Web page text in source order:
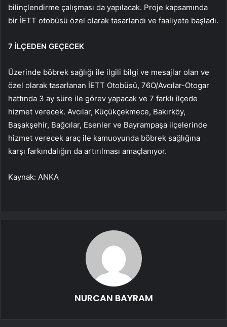
bilinçlendirme çalışması da yapılacak. Proje kapsamında
bir İETT otobüsü özel olarak tasarlandı ve faaliyete başladı.
7 İLÇEDEN GEÇECEK
Üzerinde böbrek sağlığı ile ilgili bilgi ve mesajlar olan ve
özel olarak tasarlanan İETT Otobüsü, 76O/Avcılar-Otogar
hattında 3 ay süre ile görev yapacak ve 7 farklı ilçede
hizmet verecek. Avcılar, Küçükçekmece, Bakırköy,
Başakşehir, Bağcılar, Esenler ve Bayrampaşa ilçelerinde
hizmet verecek araç ile kamuoyunda böbrek sağlığına
karşı farkındalığın da artırılması amaçlanıyor.
Kaynak: ANKA
NURCAN BAYRAM